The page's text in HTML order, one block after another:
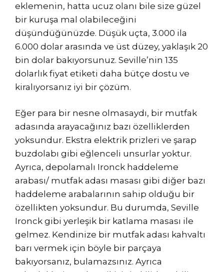
eklemenin, hatta ucuz olanı bile size güzel
bir kuruşa mal olabileceğini
düşündüğünüzde. Düşük uçta, 3.000 ila
6.000 dolar arasında ve üst düzey, yaklaşık 20
bin dolar bakıyorsunuz. Seville’nin 135
dolarlık fiyat etiketi daha bütçe dostu ve
kiralıyorsanız iyi bir çözüm.
Eğer para bir nesne olmasaydı, bir mutfak
adasında arayacağınız bazı özelliklerden
yoksundur. Ekstra elektrik prizleri ve şarap
buzdolabı gibi eğlenceli unsurlar yoktur.
Ayrıca, depolamalı Ironck haddeleme
arabası/ mutfak adası masası gibi diğer bazı
haddeleme arabalarının sahip olduğu bir
özellikten yoksundur. Bu durumda, Seville
Ironck gibi yerleşik bir katlama masası ile
gelmez. Kendinize bir mutfak adası kahvaltı
barı vermek için böyle bir parçaya
bakıyorsanız, bulamazsınız. Ayrıca